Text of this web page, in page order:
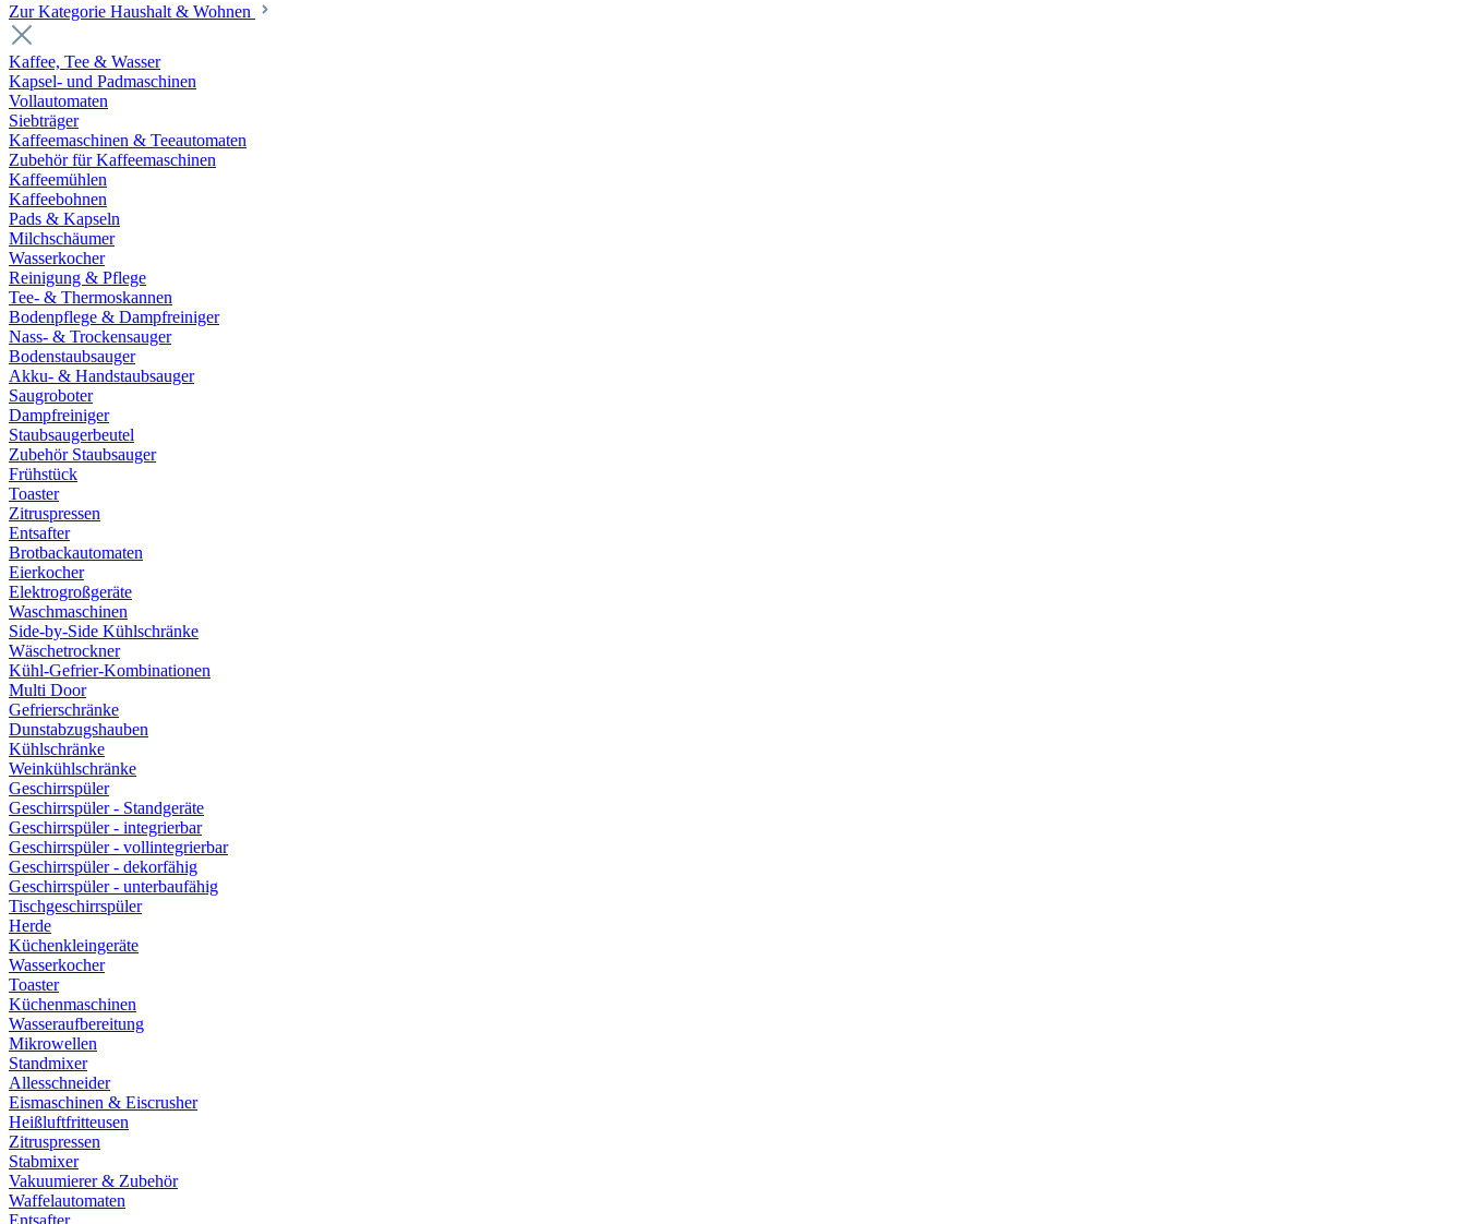
Zur Kategorie Haushalt & Wohnen
Kaffee, Tee & Wasser
Kapsel- und Padmaschinen
Vollautomaten
Siebträger
Kaffeemaschinen & Teeautomaten
Zubehör für Kaffeemaschinen
Kaffeemühlen
Kaffeebohnen
Pads & Kapseln
Milchschäumer
Wasserkocher
Reinigung & Pflege
Tee- & Thermoskannen
Bodenpflege & Dampfreiniger
Nass- & Trockensauger
Bodenstaubsauger
Akku- & Handstaubsauger
Saugroboter
Dampfreiniger
Staubsaugerbeutel
Zubehör Staubsauger
Frühstück
Toaster
Zitruspressen
Entsafter
Brotbackautomaten
Eierkocher
Elektrogroßgeräte
Waschmaschinen
Side-by-Side Kühlschränke
Wäschetrockner
Kühl-Gefrier-Kombinationen
Multi Door
Gefrierschränke
Dunstabzugshauben
Kühlschränke
Weinkühlschränke
Geschirrspüler
Geschirrspüler - Standgeräte
Geschirrspüler - integrierbar
Geschirrspüler - vollintegrierbar
Geschirrspüler - dekorfähig
Geschirrspüler - unterbaufähig
Tischgeschirrspüler
Herde
Küchenkleingeräte
Wasserkocher
Toaster
Küchenmaschinen
Wasseraufbereitung
Mikrowellen
Standmixer
Allesschneider
Eismaschinen & Eiscrusher
Heißluftfritteusen
Zitruspressen
Stabmixer
Vakuumierer & Zubehör
Waffelautomaten
Entsafter